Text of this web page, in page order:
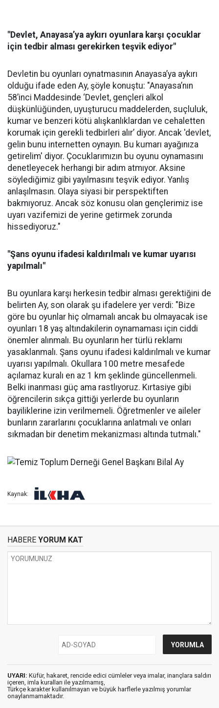
"Devlet, Anayasa’ya aykırı oyunlara karşı çocuklar
için tedbir alması gerekirken teşvik ediyor"
Devletin bu oyunları oynatmasının Anayasa’ya aykırı
olduğu ifade eden Ay, şöyle konuştu: "Anayasa’nın
58’inci Maddesinde ‘Devlet, gençleri alkol
düşkünlüğünden, uyuşturucu maddelerden, suçluluk,
kumar ve benzeri kötü alışkanlıklardan ve cehaletten
korumak için gerekli tedbirleri alır’ diyor. Ancak 'devlet,
gelin bunu internetten oynayın. Bu kumarı ayağınıza
getirelim' diyor. Çocuklarımızın bu oyunu oynamasını
denetleyecek herhangi bir adım atmıyor. Aksine
söylediğimiz gibi yayılmasını teşvik ediyor. Yanlış
anlaşılmasın. Olaya siyasi bir perspektiften
bakmıyoruz. Ancak söz konusu olan gençlerimiz ise
uyarı vazifemizi de yerine getirmek zorunda
hissediyoruz."
"Şans oyunu ifadesi kaldırılmalı ve kumar uyarısı
yapılmalı"
Bu oyunlara karşı herkesin tedbir alması gerektiğini de
belirten Ay, son olarak şu ifadelere yer verdi: "Bize
göre bu oyunlar hiç olmamalı ancak bu olmayacak ise
oyunları 18 yaş altındakilerin oynamaması için ciddi
önemler alınmalı. Bu oyunların her türlü reklamı
yasaklanmalı. Şans oyunu ifadesi kaldırılmalı ve kumar
uyarısı yapılmalı. Okullara 100 metre mesafede
açılamaz kuralı en az 1 km şeklinde güncellenmeli.
Belki inanması güç ama rastlıyoruz. Kırtasiye gibi
öğrencilerin sıkça gittiği yerlerde bu oyunların
bayiliklerine izin verilmemeli. Öğretmenler ve aileler
bunların zararlarını çocuklarına anlatmalı ve onları
sıkmadan bir denetim mekanizması altında tutmalı."
Kaynak:
HABERE YORUM KAT
UYARI: Küfür, hakaret, rencide edici cümleler veya imalar, inançlara saldırı
içeren, imla kuralları ile yazılmamış,
Türkçe karakter kullanılmayan ve büyük harflerle yazılmış yorumlar
onaylanmamaktadır.